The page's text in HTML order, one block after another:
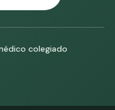
colegiado